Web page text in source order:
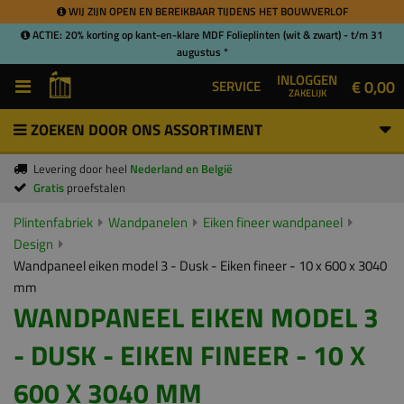
WIJ ZIJN OPEN EN BEREIKBAAR TIJDENS HET BOUWVERLOF
ACTIE: 20% korting op kant-en-klare MDF Folieplinten (wit & zwart) - t/m 31
augustus *
SERVICE INLOGGEN
ZAKELIJK € 0,00
ZOEKEN DOOR ONS ASSORTIMENT
Levering door heel Nederland en België
Gratis proefstalen
Plintenfabriek Wandpanelen
Eiken fineer wandpaneel
Design
Wandpaneel eiken model 3 - Dusk - Eiken fineer - 10 x 600 x 3040
mm
WANDPANEEL EIKEN MODEL 3
- DUSK - EIKEN FINEER - 10 X
600 X 3040 MM